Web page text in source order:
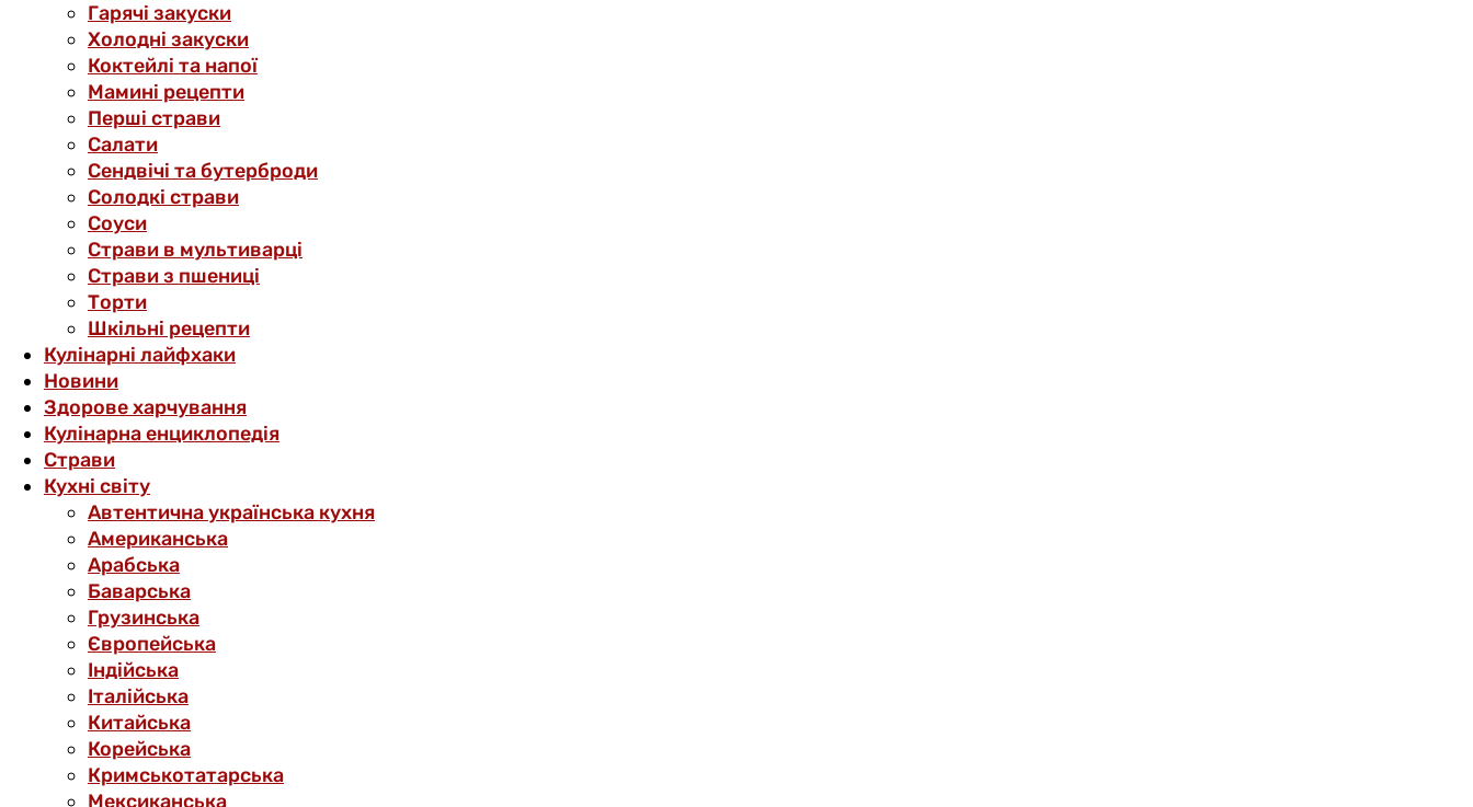
Гарячі закуски
Холодні закуски
Коктейлі та напої
Мамині рецепти
Перші страви
Салати
Сендвічі та бутерброди
Солодкі страви
Соуси
Страви в мультиварці
Страви з пшениці
Торти
Шкільні рецепти
Кулінарні лайфхаки
Новини
Здорове харчування
Кулінарна енциклопедія
Страви
Кухні світу
Автентична українська кухня
Американська
Арабська
Баварська
Грузинська
Європейська
Індійська
Італійська
Китайська
Корейська
Кримськотатарська
Мексиканська